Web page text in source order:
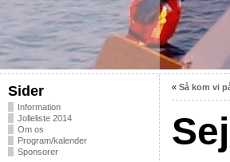
Sider
Information
Jolleliste 2014
Om os
Program/kalender
Sponsorer
« Så kom vi